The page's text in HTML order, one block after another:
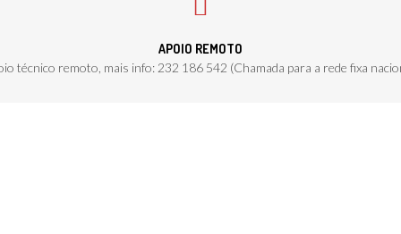
APOIO REMOTO
técnico remoto, mais info: 232 186 542 (Chamada para a rede fixa